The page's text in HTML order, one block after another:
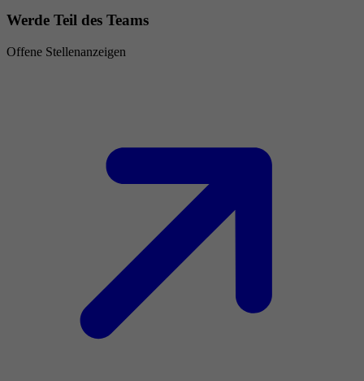
Werde Teil des Teams
Offene Stellenanzeigen